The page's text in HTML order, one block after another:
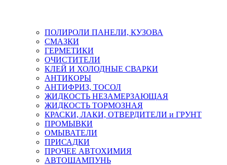
ПОЛИРОЛИ ПАНЕЛИ, КУЗОВА
СМАЗКИ
ГЕРМЕТИКИ
ОЧИСТИТЕЛИ
КЛЕЙ И ХОЛОДНЫЕ СВАРКИ
АНТИКОРЫ
АНТИФРИЗ, ТОСОЛ
ЖИДКОСТЬ НЕЗАМЕРЗАЮЩАЯ
ЖИДКОСТЬ ТОРМОЗНАЯ
КРАСКИ, ЛАКИ, ОТВЕРДИТЕЛИ и ГРУНТ
ПРОМЫВКИ
ОМЫВАТЕЛИ
ПРИСАДКИ
ПРОЧЕЕ АВТОХИМИЯ
АВТОШАМПУНЬ